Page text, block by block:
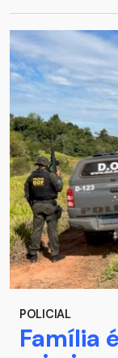
POLICIAL
Família